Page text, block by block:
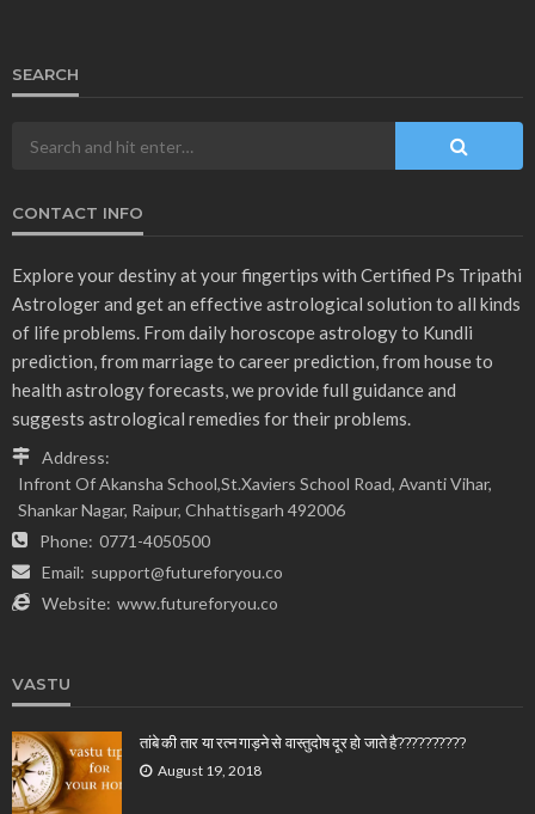
SEARCH
CONTACT INFO
Explore your destiny at your fingertips with Certified Ps Tripathi
Astrologer and get an effective astrological solution to all kinds
of life problems. From daily horoscope astrology to Kundli
prediction, from marriage to career prediction, from house to
health astrology forecasts, we provide full guidance and
suggests astrological remedies for their problems.
Address:
Infront Of Akansha School,St.Xaviers School Road, Avanti Vihar,
Shankar Nagar, Raipur, Chhattisgarh 492006
Phone: 0771-4050500
Email: support@futureforyou.co
Website: www.futureforyou.co
VASTU
तांबे की तार या रत्न गाड़ने से वास्तुदोष दूर हो जाते है??????????
August 19, 2018